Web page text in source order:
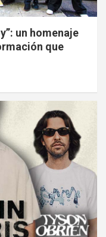
un homenaje
que